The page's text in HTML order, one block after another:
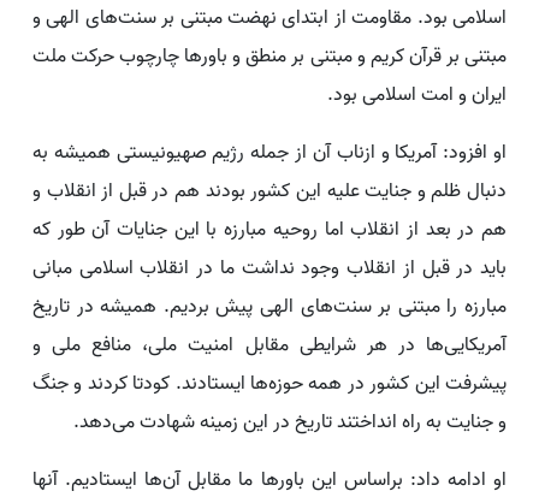
اسلامی بود. مقاومت از ابتدای نهضت مبتنی بر سنت‌های الهی و
مبتنی بر قرآن کریم و مبتنی بر منطق و باورها چارچوب حرکت ملت
ایران و امت اسلامی بود.
او افزود: آمریکا و ازناب آن از جمله رژیم صهیونیستی همیشه به
دنبال ظلم و جنایت علیه این کشور بودند هم در قبل از انقلاب و
هم در بعد از انقلاب اما روحیه مبارزه با این جنایات آن طور که
باید در قبل از انقلاب وجود نداشت ما در انقلاب اسلامی مبانی
مبارزه را مبتنی بر سنت‌های الهی پیش بردیم. همیشه در تاریخ
آمریکایی‌ها در هر شرایطی مقابل امنیت ملی، منافع ملی و
پیشرفت این کشور در همه حوزه‌ها ایستادند. کودتا کردند و جنگ
و جنایت به راه انداختند تاریخ در این زمینه شهادت می‌دهد.
او ادامه داد: براساس این باورها ما مقابل آن‌ها ایستادیم. آنها